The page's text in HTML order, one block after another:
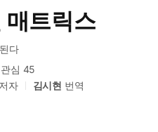
매트릭스
다
관심 45
저자 김시현 번역